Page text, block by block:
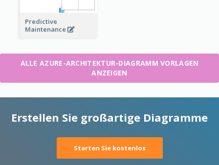
Predictive
Maintenance
ALLE AZURE-ARCHITEKTUR-DIAGRAMM VORLAGEN
ANZEIGEN
Erstellen Sie großartige Diagramme
Starten Sie kostenlos